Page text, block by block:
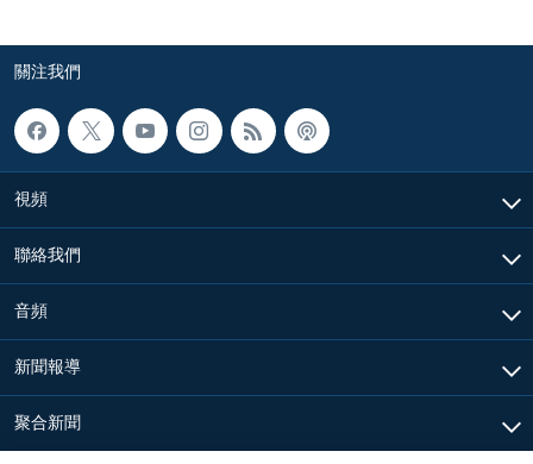
關注我們
視頻
聯絡我們
音頻
新聞報導
聚合新聞